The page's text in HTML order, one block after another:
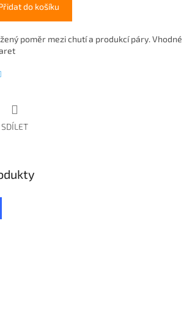
do košíku
poměr mezi chutí a produkcí páry. Vhodné
SDÍLET